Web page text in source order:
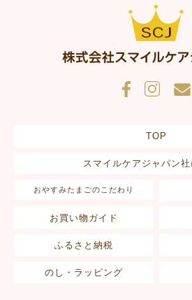
TOP
スマイルケアジャパン
おやすみたまごのこだわり
お買い物ガイド
ふるさと納税
のし・ラッピング